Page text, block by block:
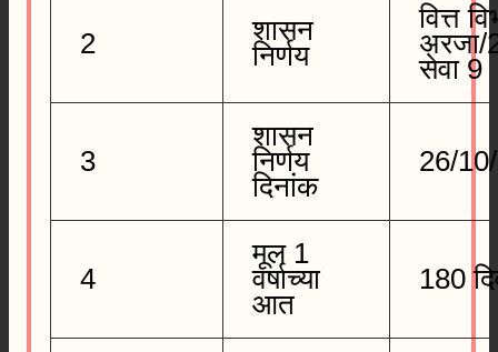
2 शासन
निर्णय
वित्त
अरजा/
सेवा 9
3
शासन
निर्णय
दिनांक
26/
4
मूल 1
वर्षाच्या
आत
180